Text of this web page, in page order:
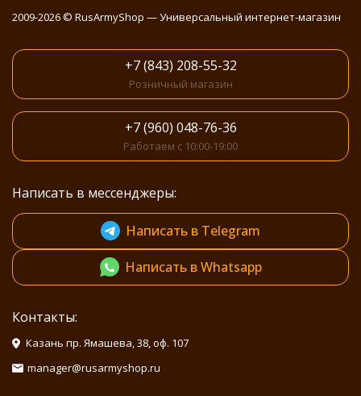
2009-2026 © RusArmyShop — Универсальный интернет-магазин
+7 (843) 208-55-32
Розничный магазин
+7 (960) 048-76-36
Работаем с 10:00-19:00
Написать в мессенджеры:
Написать в Telegram
Написать в Whatsapp
Контакты:
Казань пр. Ямашева, 38, оф. 107
manager@rusarmyshop.ru